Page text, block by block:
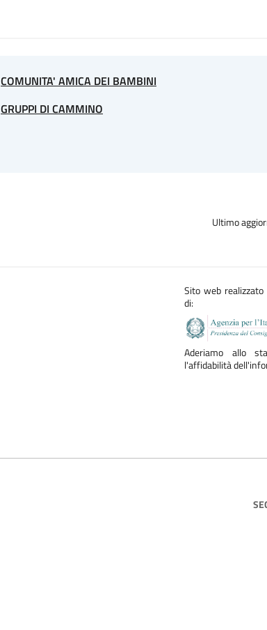
COMUNITA' AMICA DEI BAMBINI
GRUPPI DI CAMMINO
Ultimo
Sito web
di:
Aderiamo allo
l'affidabilità